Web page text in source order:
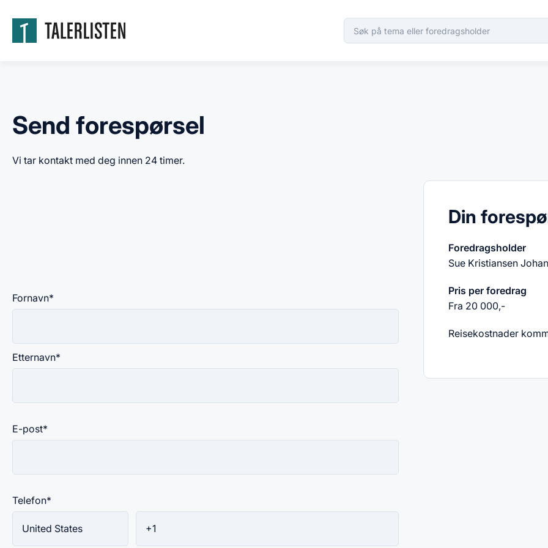
Send forespørsel
Vi tar kontakt med deg innen 24 timer.
Fornavn*
Etternavn*
E-post*
Telefon*
Din
Foredragsholder
Sue Kristiansen
Pris per foredrag
Fra 20 000,-
Reisekostnader